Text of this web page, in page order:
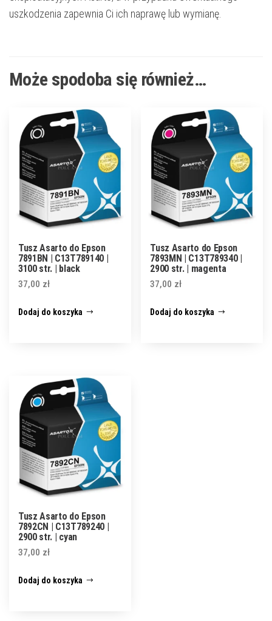
uszkodzenia zapewnia Ci ich naprawę lub wymianę.
Może spodoba się również…
Tusz Asarto do Epson
7891BN | C13T789140 |
3100 str. | black
37,00 zł
Dodaj do koszyka
Tusz Asarto do Epson
7893MN | C13T789340 |
2900 str. | magenta
37,00 zł
Dodaj do koszyka
Tusz Asarto do Epson
7892CN | C13T789240 |
2900 str. | cyan
37,00 zł
Dodaj do koszyka